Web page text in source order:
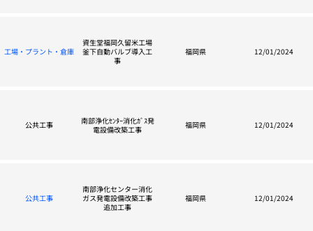
工場・プラント・倉庫
資生堂福岡久留米工場
釜下自動バルブ導入工
事
福岡県 12/01/2024
公共工事
南部浄化ｾﾝﾀｰ消化ｶﾞｽ発
電設備改築工事
福岡県 12/01/2024
公共工事
南部浄化センター消化
ガス発電設備改築工事
追加工事
福岡県 12/01/2024